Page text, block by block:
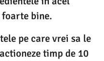
bine.
pe care vrei sa le
timp de 10